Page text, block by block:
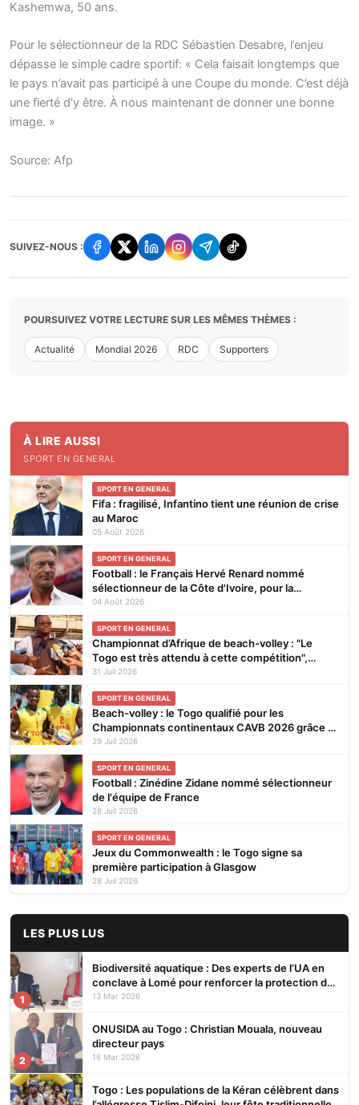
Kashemwa, 50 ans.
Pour le sélectionneur de la RDC Sébastien Desabre, l’enjeu
dépasse le simple cadre sportif: « Cela faisait longtemps que
le pays n’avait pas participé à une Coupe du monde. C’est déjà
une fierté d’y être. À nous maintenant de donner une bonne
image. »
Source: Afp
SUIVEZ-NOUS :
POURSUIVEZ VOTRE LECTURE SUR LES MÊMES THÈMES :
Actualité Mondial 2026 RDC Supporters
À LIRE AUSSI
SPORT EN GENERAL
SPORT EN GENERAL
Fifa : fragilisé, Infantino tient une réunion de crise
au Maroc
05 Août 2026
SPORT EN GENERAL
Football : le Français Hervé Renard nommé
sélectionneur de la Côte d'Ivoire, pour la
seconde fois
04 Août 2026
SPORT EN GENERAL
Championnat d’Afrique de beach-volley : "Le
Togo est très attendu à cette compétition",
affirme Noël Tadegnon
31 Juil 2026
SPORT EN GENERAL
Beach-volley : le Togo qualifié pour les
Championnats continentaux CAVB 2026 grâce à
son ranking
29 Juil 2026
SPORT EN GENERAL
Football : Zinédine Zidane nommé sélectionneur
de l'équipe de France
28 Juil 2026
SPORT EN GENERAL
Jeux du Commonwealth : le Togo signe sa
première participation à Glasgow
28 Juil 2026
LES PLUS LUS
1
Biodiversité aquatique : Des experts de l’UA en
conclave à Lomé pour renforcer la protection des
écosystèmes
13 Mar 2026
2
ONUSIDA au Togo : Christian Mouala, nouveau
directeur pays
16 Mar 2026
Togo : Les populations de la Kéran célèbrent dans